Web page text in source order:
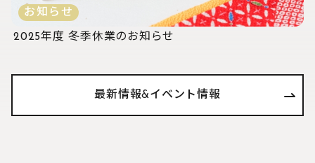
お知らせ
2025年度 冬季休業のお知らせ
最新情報&イベント情報